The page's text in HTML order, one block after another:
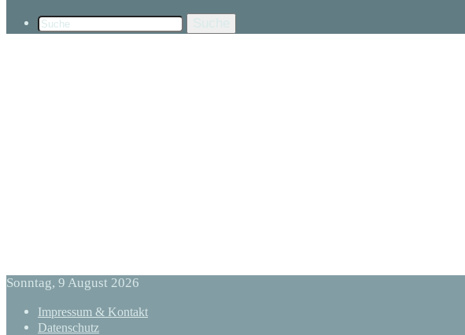
Sonntag, 9 August 2026
Impressum & Kontakt
Datenschutz